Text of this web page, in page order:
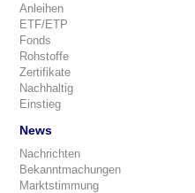
Anleihen
ETF/ETP
Fonds
Rohstoffe
Zertifikate
Nachhaltig
Einstieg
News
Nachrichten
Bekanntmachungen
Marktstimmung